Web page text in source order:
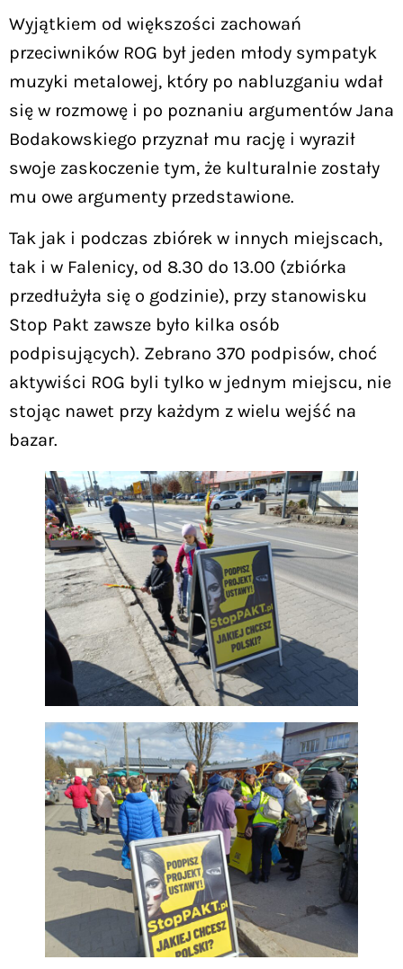
Wyjątkiem od większości zachowań
przeciwników ROG był jeden młody sympatyk
muzyki metalowej, który po nabluzganiu wdał
się w rozmowę i po poznaniu argumentów Jana
Bodakowskiego przyznał mu rację i wyraził
swoje zaskoczenie tym, że kulturalnie zostały
mu owe argumenty przedstawione.
Tak jak i podczas zbiórek w innych miejscach,
tak i w Falenicy, od 8.30 do 13.00 (zbiórka
przedłużyła się o godzinie), przy stanowisku
Stop Pakt zawsze było kilka osób
podpisujących). Zebrano 370 podpisów, choć
aktywiści ROG byli tylko w jednym miejscu, nie
stojąc nawet przy każdym z wielu wejść na
bazar.